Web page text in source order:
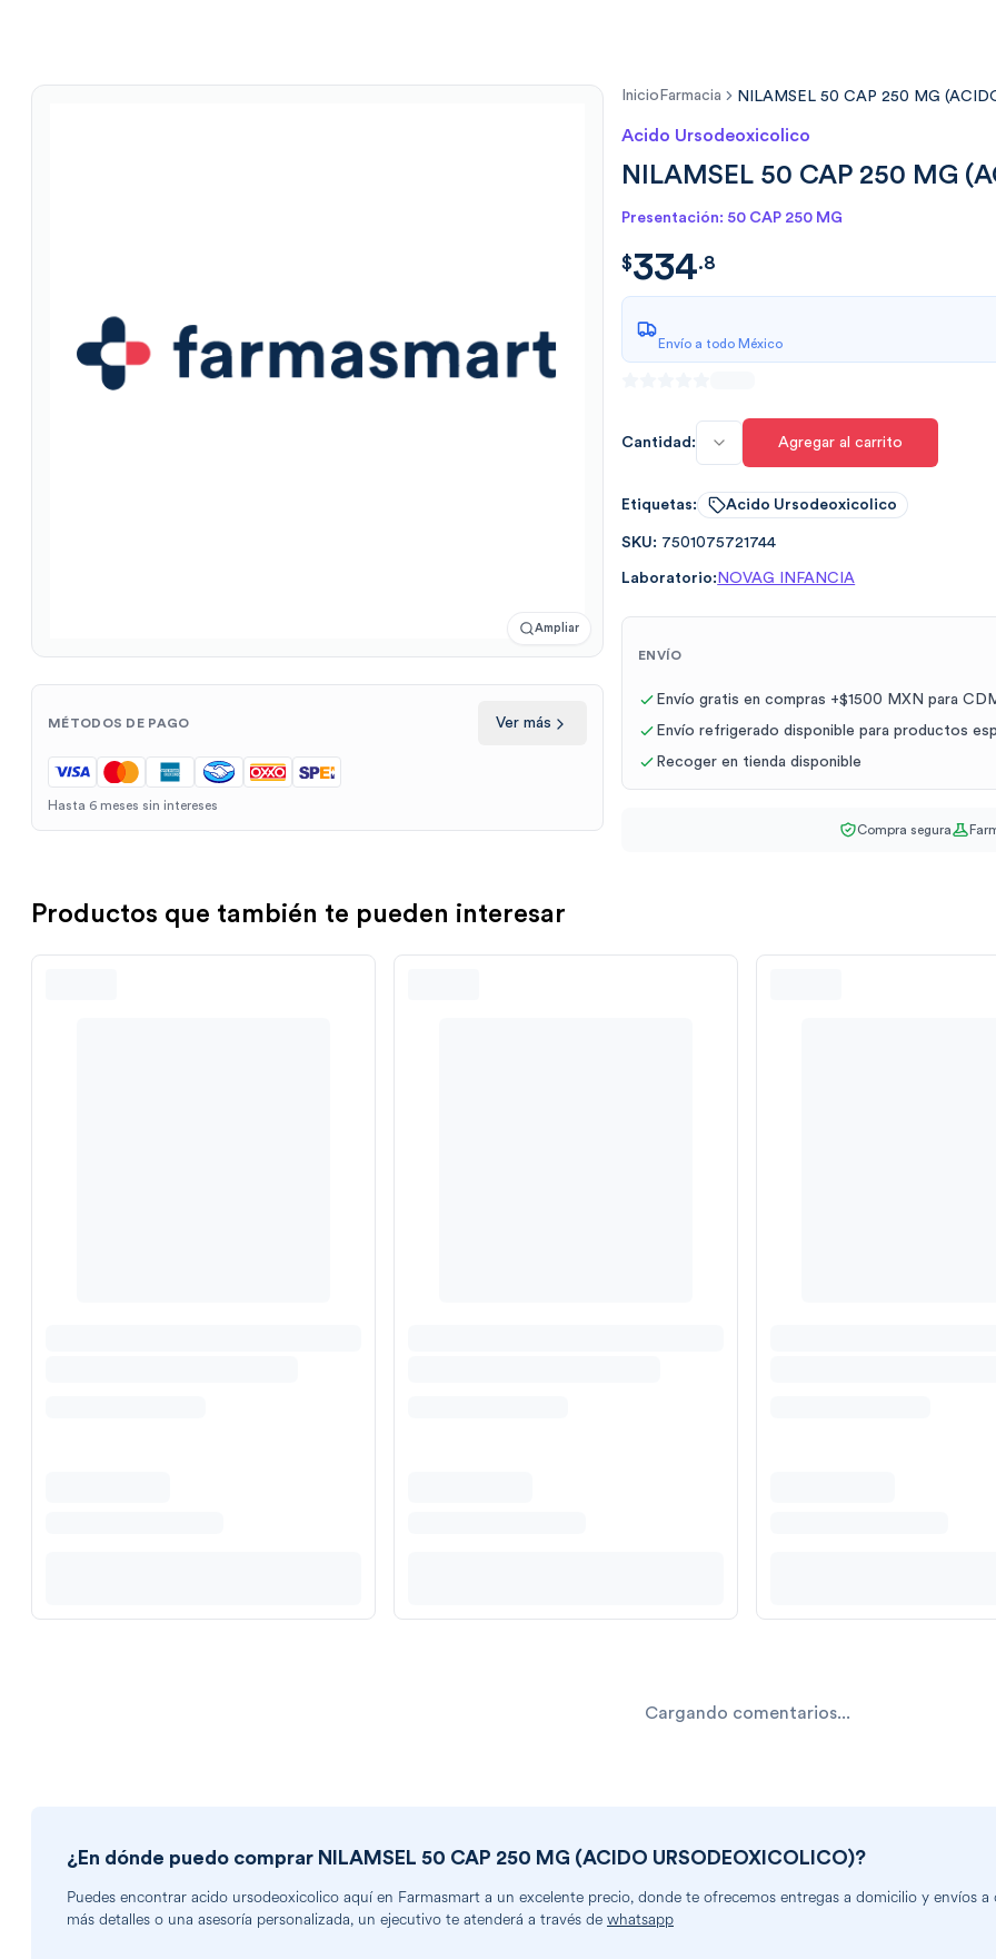
Ampliar
MÉTODOS DE PAGO Ver más
Hasta 6 meses sin intereses
Inicio Farmacia NILAMSEL 50 CAP 250 MG
Acido Ursodeoxicolico
NILAMSEL 50 CAP 250 MG
Presentación: 50 CAP 250 MG
$334.8
$334.8
Envío a todo México
Cantidad: Agregar al carrito
Etiquetas: Acido Ursodeoxicolico
SKU: 7501075721744
Laboratorio: NOVAG INFANCIA
ENVÍO
Envío gratis en compras +$1500 MXN para
Envío refrigerado disponible para productos
Recoger en tienda disponible
Compra segura
Productos que también te pueden interesar
Cargando comentarios...
¿En dónde puedo comprar NILAMSEL 50 CAP 250 MG (ACIDO URSODEOXICOLICO)?
Puedes encontrar acido ursodeoxicolico aquí en Farmasmart a un excelente precio, donde te ofrecemos entregas a domicilio y envíos a
más detalles o una asesoría personalizada, un ejecutivo te atenderá a través de whatsapp